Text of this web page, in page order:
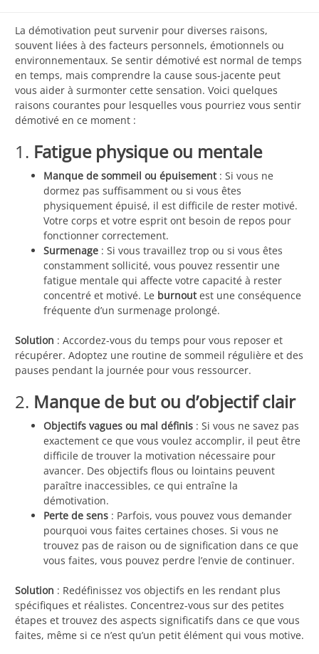
La démotivation peut survenir pour diverses raisons,
souvent liées à des facteurs personnels, émotionnels ou
environnementaux. Se sentir démotivé est normal de temps
en temps, mais comprendre la cause sous-jacente peut
vous aider à surmonter cette sensation. Voici quelques
raisons courantes pour lesquelles vous pourriez vous sentir
démotivé en ce moment :
1. Fatigue physique ou mentale
Manque de sommeil ou épuisement: Si vous ne
dormez pas suffisamment ou si vous êtes
physiquement épuisé, il est difficile de rester motivé.
Votre corps et votre esprit ont besoin de repos pour
fonctionner correctement.
Surmenage : Si vous travaillez trop ou si vous êtes
constamment sollicité, vous pouvez ressentir une
fatigue mentale qui affecte votre capacité à rester
concentré et motivé. Le burnoutest une conséquence
fréquente d’un surmenage prolongé.
Solution : Accordez-vous du temps pour vous reposer et
récupérer. Adoptez une routine de sommeil régulière et des
pauses pendant la journée pour vous ressourcer.
2. Manque de but ou d’objectif clair
Objectifs vagues ou mal définis : Si vous ne savez pas
exactement ce que vous voulez accomplir, il peut être
difficile de trouver la motivation nécessaire pour
avancer. Des objectifs flous ou lointains peuvent
paraître inaccessibles, ce qui entraîne la
démotivation.
Perte de sens : Parfois, vous pouvez vous demander
pourquoi vous faites certaines choses. Si vous ne
trouvez pas de raison ou de signification dans ce que
vous faites, vous pouvez perdre l’envie de continuer.
Solution : Redéfinissez vos objectifs en les rendant plus
spécifiques et réalistes. Concentrez-vous sur des petites
étapes et trouvez des aspects significatifs dans ce que vous
faites, même si ce n’est qu’un petit élément qui vous motive.